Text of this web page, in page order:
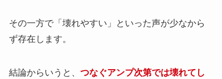
その一方で「壊れやすい」といった声が少なから
ず存在します。
結論からいうと、 つなぐアンプ次第では壊れてし